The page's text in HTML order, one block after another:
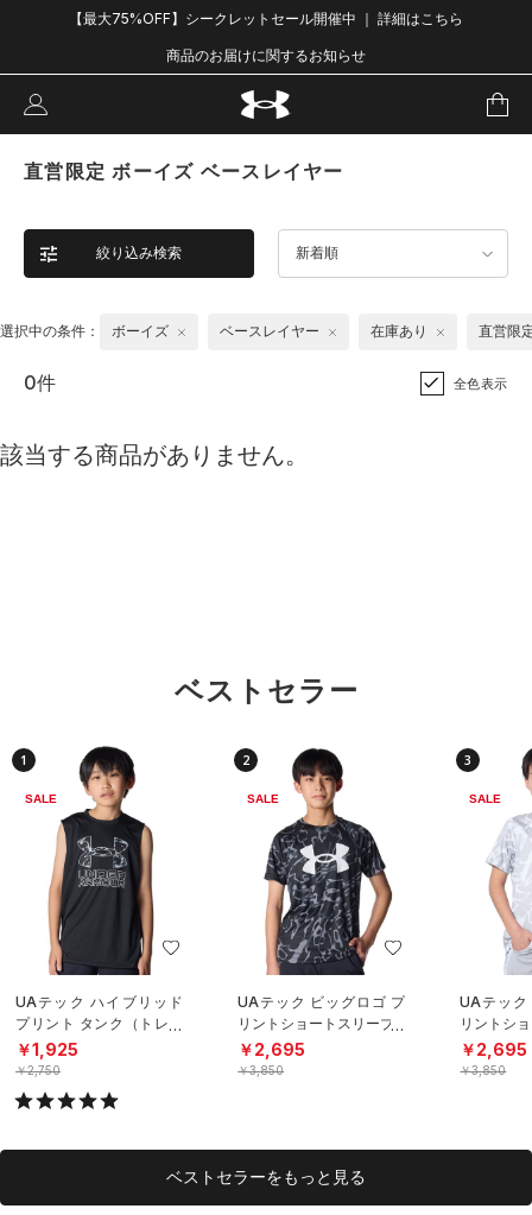
【最大75%OFF】シークレットセール開催中 ｜ 詳細はこちら
商品のお届けに関するお知らせ
直営限定 ボーイズ ベースレイヤー
絞り込み検索 新着順
選択中の条件： ボーイズ ベースレイヤー 在庫あり 直営限
0件 全色表示
該当する商品がありません。
ベストセラー
1
SALE
UAテック ハイブリッド
プリント タンク（トレー
ニング/BOYS）
￥1,925
￥2,750
2
SALE
UAテック ビッグロゴ プ
リントショートスリーブT
シャツ（トレーニング/B
OYS）
￥2,695
￥3,850
3
SALE
UAテック
リントシ
シャツ（
OYS）
￥2,695
￥3,850
ベストセラーをもっと見る